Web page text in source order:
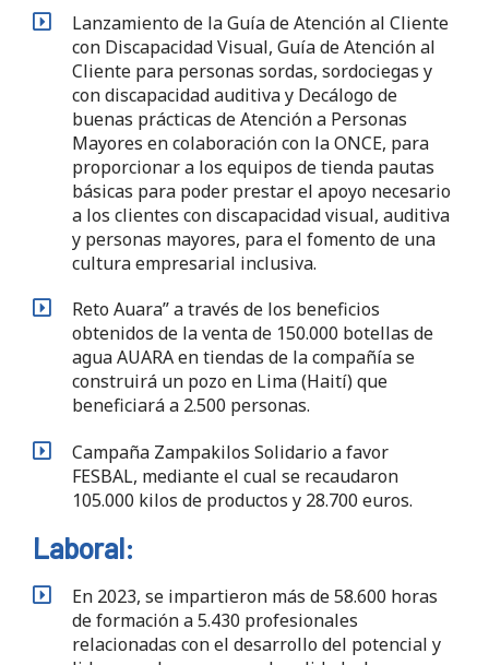
Lanzamiento de la Guía de Atención al Cliente
con Discapacidad Visual, Guía de Atención al
Cliente para personas sordas, sordociegas y
con discapacidad auditiva y Decálogo de
buenas prácticas de Atención a Personas
Mayores en colaboración con la ONCE, para
proporcionar a los equipos de tienda pautas
básicas para poder prestar el apoyo necesario
a los clientes con discapacidad visual, auditiva
y personas mayores, para el fomento de una
cultura empresarial inclusiva.
Reto Auara” a través de los beneficios
obtenidos de la venta de 150.000 botellas de
agua AUARA en tiendas de la compañía se
construirá un pozo en Lima (Haití) que
beneficiará a 2.500 personas.
Campaña Zampakilos Solidario a favor
FESBAL, mediante el cual se recaudaron
105.000 kilos de productos y 28.700 euros.
Laboral:
En 2023, se impartieron más de 58.600 horas
de formación a 5.430 profesionales
relacionadas con el desarrollo del potencial y